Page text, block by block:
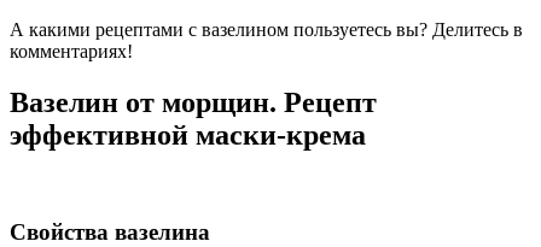
А какими рецептами с вазелином пользуетесь вы? Делитесь в
комментариях!
Вазелин от морщин. Рецепт
эффективной маски-крема
Свойства вазелина